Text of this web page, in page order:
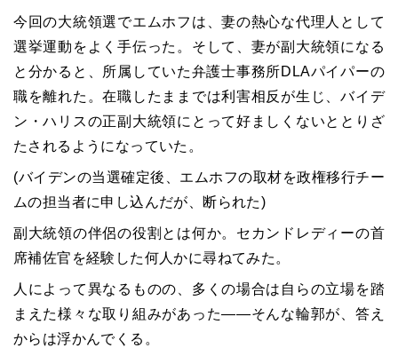
今回の大統領選でエムホフは、妻の熱心な代理人として
選挙運動をよく手伝った。そして、妻が副大統領になる
と分かると、所属していた弁護士事務所DLAパイパーの
職を離れた。在職したままでは利害相反が生じ、バイデ
ン・ハリスの正副大統領にとって好ましくないととりざ
たされるようになっていた。
(バイデンの当選確定後、エムホフの取材を政権移行チー
ムの担当者に申し込んだが、断られた)
副大統領の伴侶の役割とは何か。セカンドレディーの首
席補佐官を経験した何人かに尋ねてみた。
人によって異なるものの、多くの場合は自らの立場を踏
まえた様々な取り組みがあった――そんな輪郭が、答え
からは浮かんでくる。